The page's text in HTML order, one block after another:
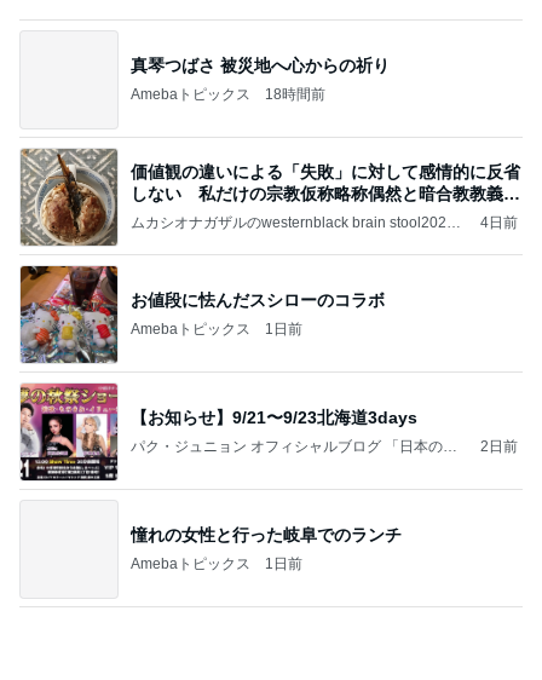
真琴つばさ 被災地へ心からの祈り
Amebaトピックス 18時間前
価値観の違いによる「失敗」に対して感情的に反省
しない 私だけの宗教仮称略称偶然と暗合教教義候
補
ムカシオナガザルのwesternblack brain stool2024
ガザル
4日前
お値段に怯んだスシローのコラボ
Amebaトピックス 1日前
【お知らせ】9/21〜9/23北海道3days
パク・ジュニョン オフィシャルブログ 「日本の
2日前
憧れの女性と行った岐阜でのランチ
Amebaトピックス 1日前